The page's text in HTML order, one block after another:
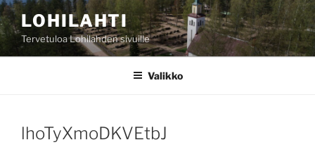
Siirry
sisältöönLOHILAHTI
Tervetuloa Lohilahden sivuille
Valikko
lhoTyXmoDKVEtbJ